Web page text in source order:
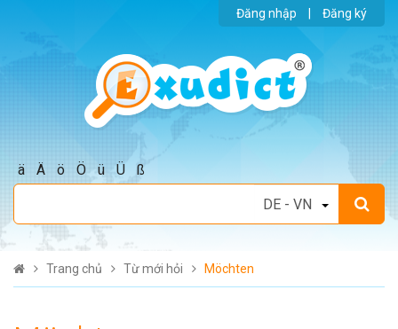
Đăng nhập Đăng ký
ä Ä ö Ö ü Ü ß
Trang chủ Từ mới hỏi Möchten